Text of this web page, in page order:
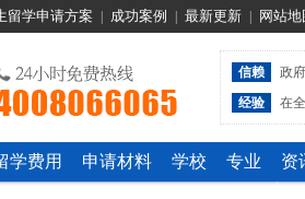
留学申请方案 成功案例 最新更新 网站地
信赖 政
经验
在
学费用 申请材料 学校 专业 资